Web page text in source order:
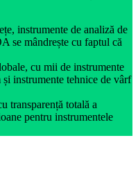
instrumente de analiză de
se mândrește cu faptul că
cu mii de instrumente
instrumente tehnice de vârf
transparență totală a
pentru instrumentele